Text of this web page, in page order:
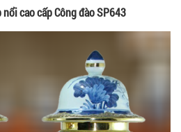
nổi cao cấp Công đào SP643